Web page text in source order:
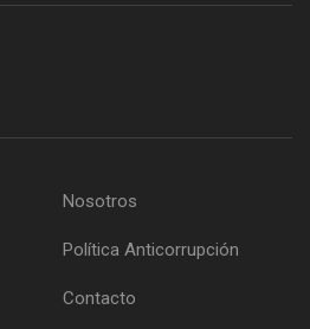
Nosotros
Política Anticorrupción
Contacto